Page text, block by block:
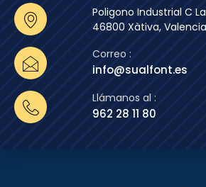
Poligono Industrial C
46800 Xàtiva, Valencia
Correo :
info@sualfont.es
Llámanos al :
962 28 11 80